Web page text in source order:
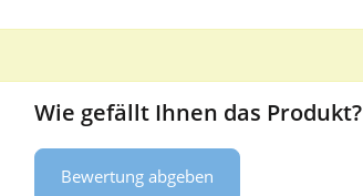
Wie gefällt Ihnen das Produkt?
Bewertung abgeben